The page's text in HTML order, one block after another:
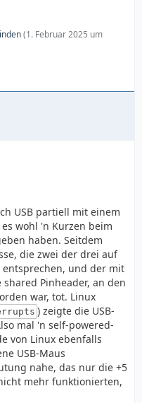
(1. Februar 2025 um
USB partiell mit einem
wohl 'n Kurzen beim
haben. Seitdem
die zwei der drei auf
entsprechen, und der mit
Pinheader, an den
war, tot. Linux
) zeigte die USB-
mal 'n self-powered-
von Linux ebenfalls
USB-Maus
nahe, das nur die +5
mehr funktionierten,